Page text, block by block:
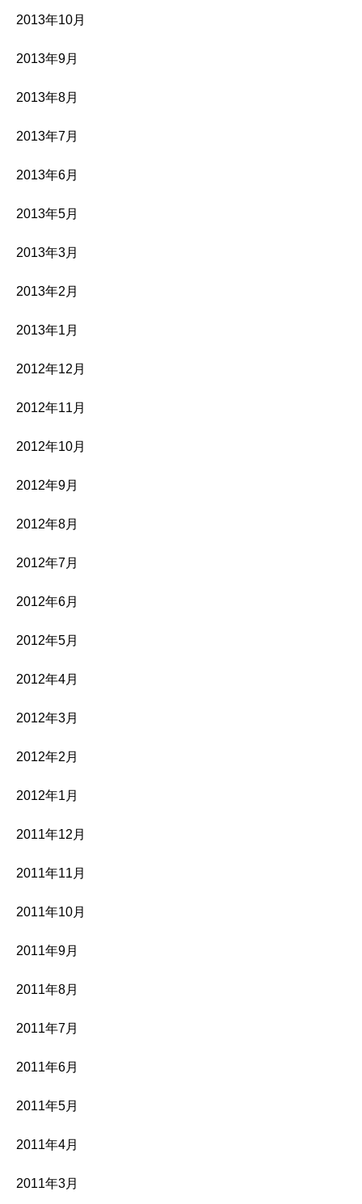
2013年10月
2013年9月
2013年8月
2013年7月
2013年6月
2013年5月
2013年3月
2013年2月
2013年1月
2012年12月
2012年11月
2012年10月
2012年9月
2012年8月
2012年7月
2012年6月
2012年5月
2012年4月
2012年3月
2012年2月
2012年1月
2011年12月
2011年11月
2011年10月
2011年9月
2011年8月
2011年7月
2011年6月
2011年5月
2011年4月
2011年3月